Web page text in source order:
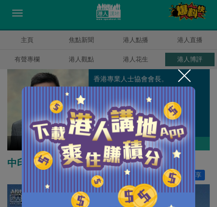
主頁 焦點新聞 港人點播 港人直播
有聲專欄 港人觀點 港人花生 港人博評
陳建強
香港專業人士協會會長。
作者其他博評
中印競合講實力
分享
讚好 0